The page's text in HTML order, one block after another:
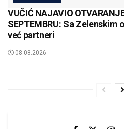
VUČIĆ NAJAVIO
SEPTEMBRU: Sa
već partneri
08.08.2026